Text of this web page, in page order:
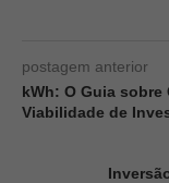
postagem anterior
kWh: O Guia
Viabilidade de